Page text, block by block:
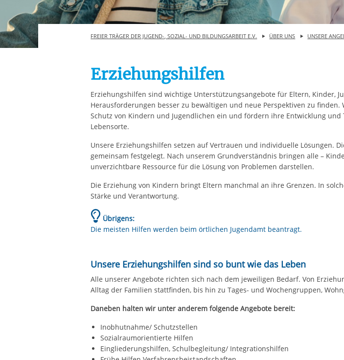
Ihre etwaige Einwilligung erstreckt sich nicht auf notwendige
der von Ihnen aufgerufenen und somit gewünschten
FREIER TRÄGER DER JUGEND-, SOZIAL- UND BILDUNGSARBEIT E.V. ÜBER UNS UNSERE
Erziehungshilfen
Erziehungshilfen sind wichtige Unterstützungsangebote für Eltern, Kinder,
Herausforderungen besser zu bewältigen und neue Perspektiven zu
Schutz von Kindern und Jugendlichen ein und fördern ihre Entwicklung
Lebensorte.
Unsere Erziehungshilfen setzen auf Vertrauen und individuelle Lösungen.
gemeinsam festgelegt. Nach unserem Grundverständnis bringen alle –
unverzichtbare Ressource für die Lösung von Problemen darstellen.
Die Erziehung von Kindern bringt Eltern manchmal an ihre Grenzen. In
Stärke und Verantwortung.
Übrigens:
Die meisten Hilfen werden beim örtlichen Jugendamt beantragt.
Unsere Erziehungshilfen sind so bunt wie das Leben
Alle unserer Angebote richten sich nach dem jeweiligen Bedarf. Von
Alltag der Familien stattfinden, bis hin zu Tages- und Wochengruppen,
Daneben halten wir unter anderem folgende Angebote bereit:
Inobhutnahme/ Schutzstellen
Sozialraumorientierte Hilfen
Eingliederungshilfen, Schulbegleitung/ Integrationshilfen